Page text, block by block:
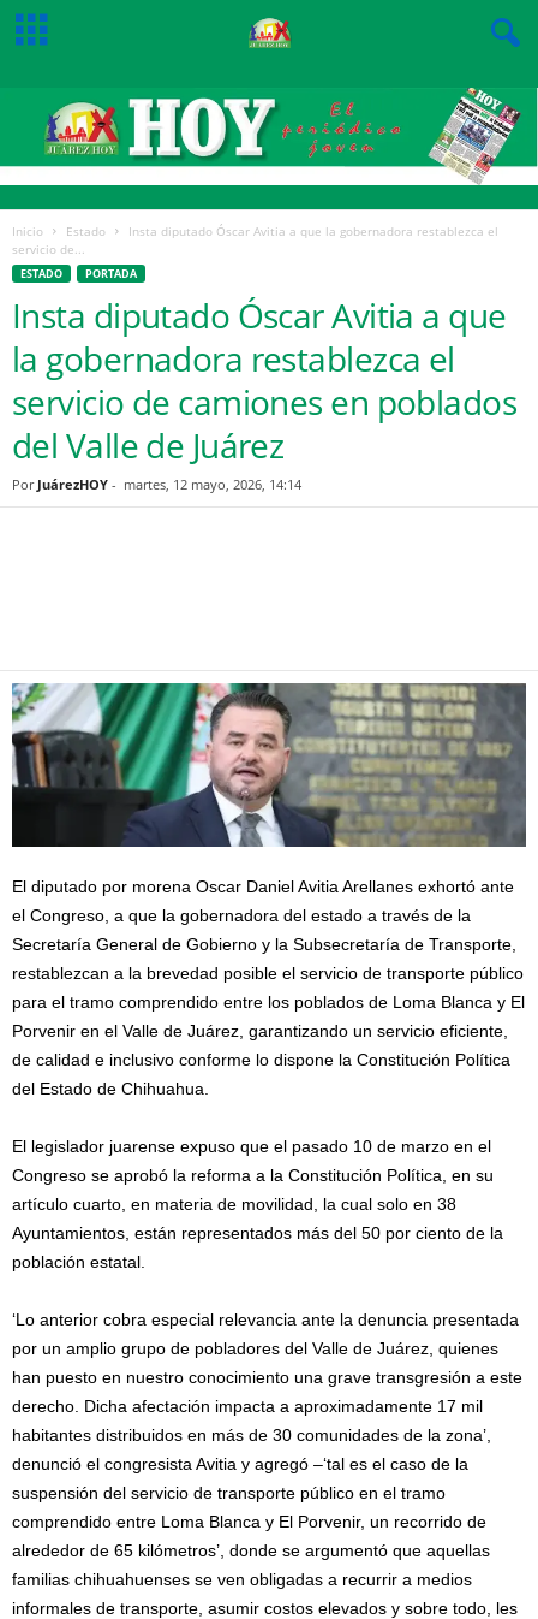
Inicio Estado
Insta diputado Óscar Avitia a que la gobernadora restablezca el
servicio de...
ESTADO PORTADA
Insta diputado Óscar Avitia a que
la gobernadora restablezca el
servicio de camiones en poblados
del Valle de Juárez
Por JuárezHOY - martes, 12 mayo, 2026, 14:14
El diputado por morena Oscar Daniel Avitia Arellanes exhortó ante
el Congreso, a que la gobernadora del estado a través de la
Secretaría General de Gobierno y la Subsecretaría de Transporte,
restablezcan a la brevedad posible el servicio de transporte público
para el tramo comprendido entre los poblados de Loma Blanca y El
Porvenir en el Valle de Juárez, garantizando un servicio eficiente,
de calidad e inclusivo conforme lo dispone la Constitución Política
del Estado de Chihuahua.
El legislador juarense expuso que el pasado 10 de marzo en el
Congreso se aprobó la reforma a la Constitución Política, en su
artículo cuarto, en materia de movilidad, la cual solo en 38
Ayuntamientos, están representados más del 50 por ciento de la
población estatal.
‘Lo anterior cobra especial relevancia ante la denuncia presentada
por un amplio grupo de pobladores del Valle de Juárez, quienes
han puesto en nuestro conocimiento una grave transgresión a este
derecho. Dicha afectación impacta a aproximadamente 17 mil
habitantes distribuidos en más de 30 comunidades de la zona’,
denunció el congresista Avitia y agregó –‘tal es el caso de la
suspensión del servicio de transporte público en el tramo
comprendido entre Loma Blanca y El Porvenir, un recorrido de
alrededor de 65 kilómetros’, donde se argumentó que aquellas
familias chihuahuenses se ven obligadas a recurrir a medios
informales de transporte, asumir costos elevados y sobre todo, les